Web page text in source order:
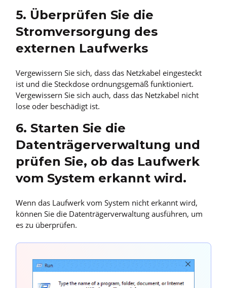
5. Überprüfen Sie die
Stromversorgung des
externen Laufwerks
Vergewissern Sie sich, dass das Netzkabel eingesteckt
ist und die Steckdose ordnungsgemäß funktioniert.
Vergewissern Sie sich auch, dass das Netzkabel nicht
lose oder beschädigt ist.
6. Starten Sie die
Datenträgerverwaltung und
prüfen Sie, ob das Laufwerk
vom System erkannt wird.
Wenn das Laufwerk vom System nicht erkannt wird,
können Sie die Datenträgerverwaltung ausführen, um
es zu überprüfen.